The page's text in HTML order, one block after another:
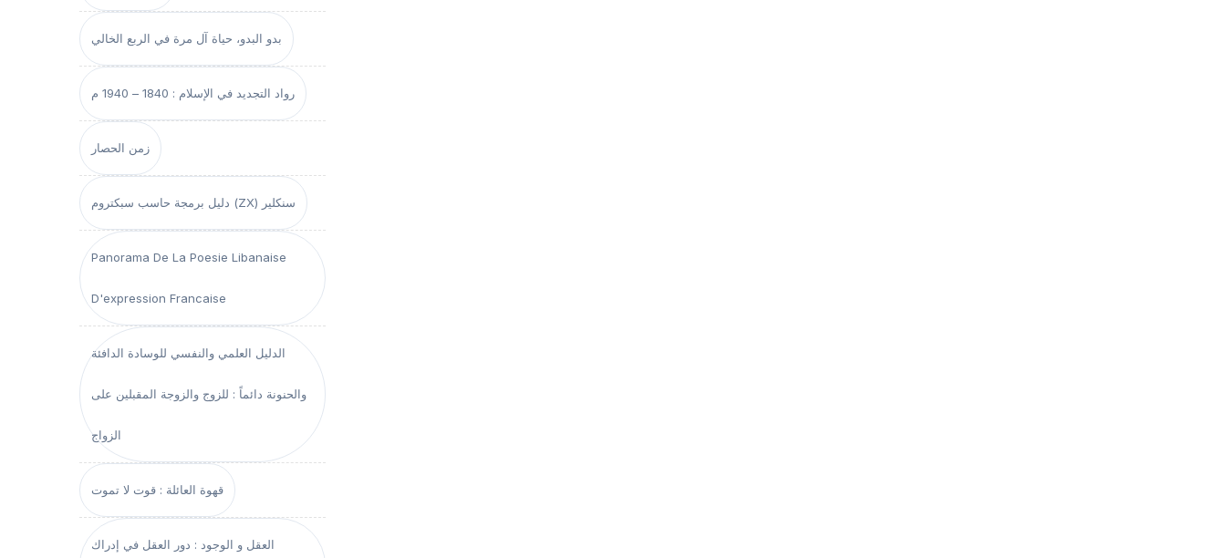
بدو البدو، حياة آل مرة في الربع الخالي
رواد التجديد في الإسلام : 1840 – 1940 م
زمن الحصار
دليل برمجة حاسب سبكتروم (ZX) سنكلير
Panorama De La Poesie Libanaise
D'expression Francaise
الدليل العلمي والنفسي للوسادة الدافئة
والحنونة دائماً : للزوج والزوجة المقبلين على
الزواج
قهوة العائلة : قوت لا تموت
العقل و الوجود : دور العقل في إدراك